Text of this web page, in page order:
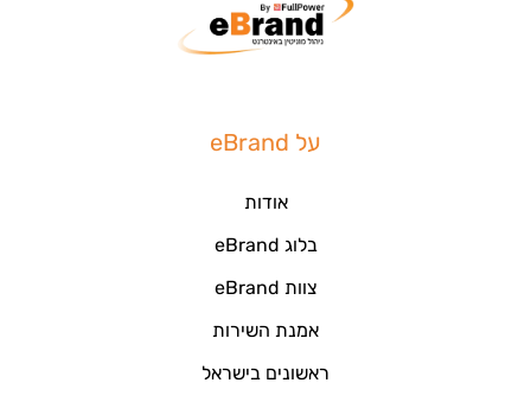
על eBrand
אודות
בלוג eBrand
צוות eBrand
אמנת השירות
ראשונים בישראל